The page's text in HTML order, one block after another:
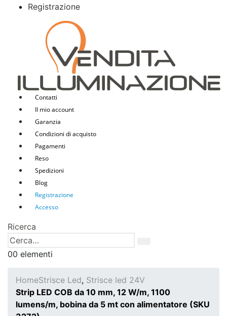
Registrazione
Contatti
Il mio account
Garanzia
Condizioni di acquisto
Pagamenti
Reso
Spedizioni
Blog
Registrazione
Accesso
Ricerca
00 elementi
HomeStrisce Led, Strisce led 24V
Strip LED COB da 10 mm, 12 W/m, 1100
lumens/m, bobina da 5 mt con alimentatore (SKU